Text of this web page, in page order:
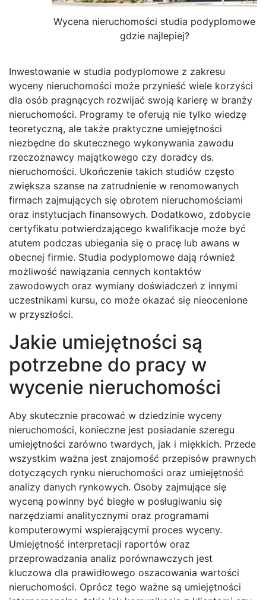
Wycena nieruchomości studia podyplomowe
gdzie najlepiej?
Inwestowanie w studia podyplomowe z zakresu
wyceny nieruchomości może przynieść wiele korzyści
dla osób pragnących rozwijać swoją karierę w branży
nieruchomości. Programy te oferują nie tylko wiedzę
teoretyczną, ale także praktyczne umiejętności
niezbędne do skutecznego wykonywania zawodu
rzeczoznawcy majątkowego czy doradcy ds.
nieruchomości. Ukończenie takich studiów często
zwiększa szanse na zatrudnienie w renomowanych
firmach zajmujących się obrotem nieruchomościami
oraz instytucjach finansowych. Dodatkowo, zdobycie
certyfikatu potwierdzającego kwalifikacje może być
atutem podczas ubiegania się o pracę lub awans w
obecnej firmie. Studia podyplomowe dają również
możliwość nawiązania cennych kontaktów
zawodowych oraz wymiany doświadczeń z innymi
uczestnikami kursu, co może okazać się nieocenione
w przyszłości.
Jakie umiejętności są
potrzebne do pracy w
wycenie nieruchomości
Aby skutecznie pracować w dziedzinie wyceny
nieruchomości, konieczne jest posiadanie szeregu
umiejętności zarówno twardych, jak i miękkich. Przede
wszystkim ważna jest znajomość przepisów prawnych
dotyczących rynku nieruchomości oraz umiejętność
analizy danych rynkowych. Osoby zajmujące się
wyceną powinny być biegłe w posługiwaniu się
narzędziami analitycznymi oraz programami
komputerowymi wspierającymi proces wyceny.
Umiejętność interpretacji raportów oraz
przeprowadzania analiz porównawczych jest
kluczowa dla prawidłowego oszacowania wartości
nieruchomości. Oprócz tego ważne są umiejętności